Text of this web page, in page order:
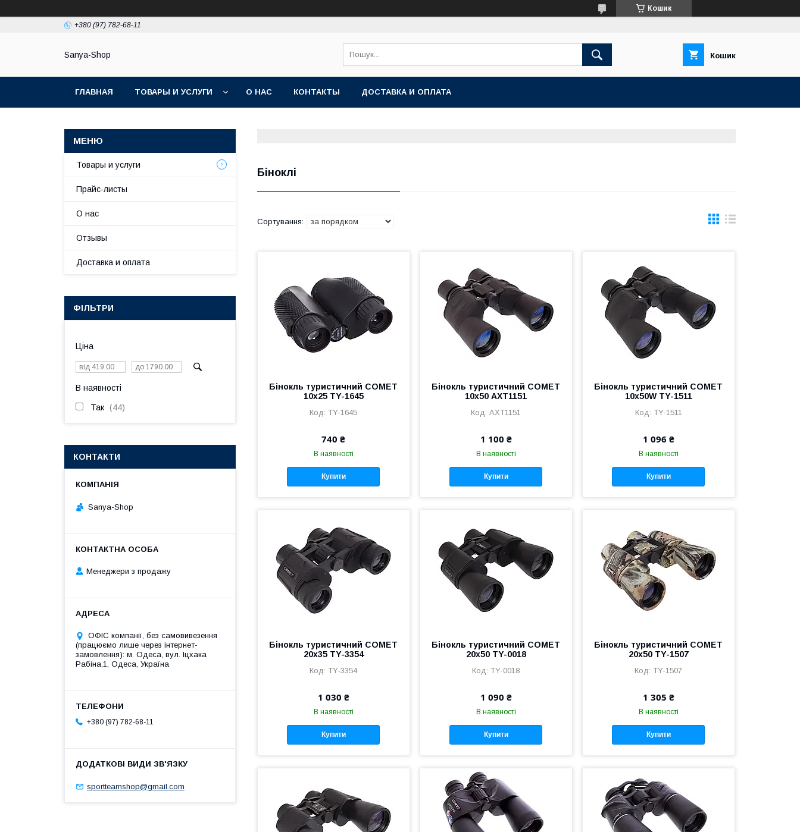
Кошик
+380 (97) 782-68-11
Sanya-Shop Кошик
ГЛАВНАЯ ТОВАРЫ И УСЛУГИ О НАС КОНТАКТЫ ДОСТАВКА И ОПЛАТА
Біноклі
Бінокль туристичний COMET
10х25 TY-1645
TY-1645
740 ₴
В наявності
Купити
Бінокль туристичний COMET
10х50 AXT1151
AXT1151
1 100 ₴
В наявності
Купити
Бінокль туристичний COMET
10х50W TY-1511
TY-1511
1 096 ₴
В наявності
Купити
Бінокль туристичний COMET
20х35 TY-3354
TY-3354
1 030 ₴
В наявності
Купити
Бінокль туристичний COMET
20х50 TY-0018
TY-0018
1 090 ₴
В наявності
Купити
Бінокль туристичний COMET
20х50 TY-1507
TY-1507
1 305 ₴
В наявності
Купити
Товары и услуги
Прайс-листы
О нас
Отзывы
Доставка и оплата
ФІЛЬТРИ
Ціна
В наявності
Так 44
КОНТАКТИ
Sanya-Shop
Менеджери з продажу
ОФІС компанії, без самовивезення
(працюємо лише через інтернет-
замовлення): м. Одеса, вул. Іцхака
Рабіна,1, Одеса, Україна
+380 (97) 782-68-11
sportteamshop@gmail.com